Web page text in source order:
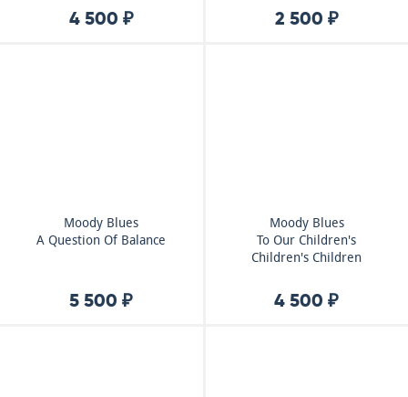
4 500 ₽ 2 500 ₽
Moody Blues
A Question Of Balance
5 500 ₽
Moody Blues
To Our Children's
Children's Children
4 500 ₽